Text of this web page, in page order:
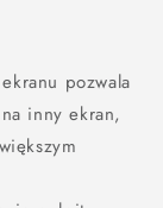
pozwala
inny ekran,